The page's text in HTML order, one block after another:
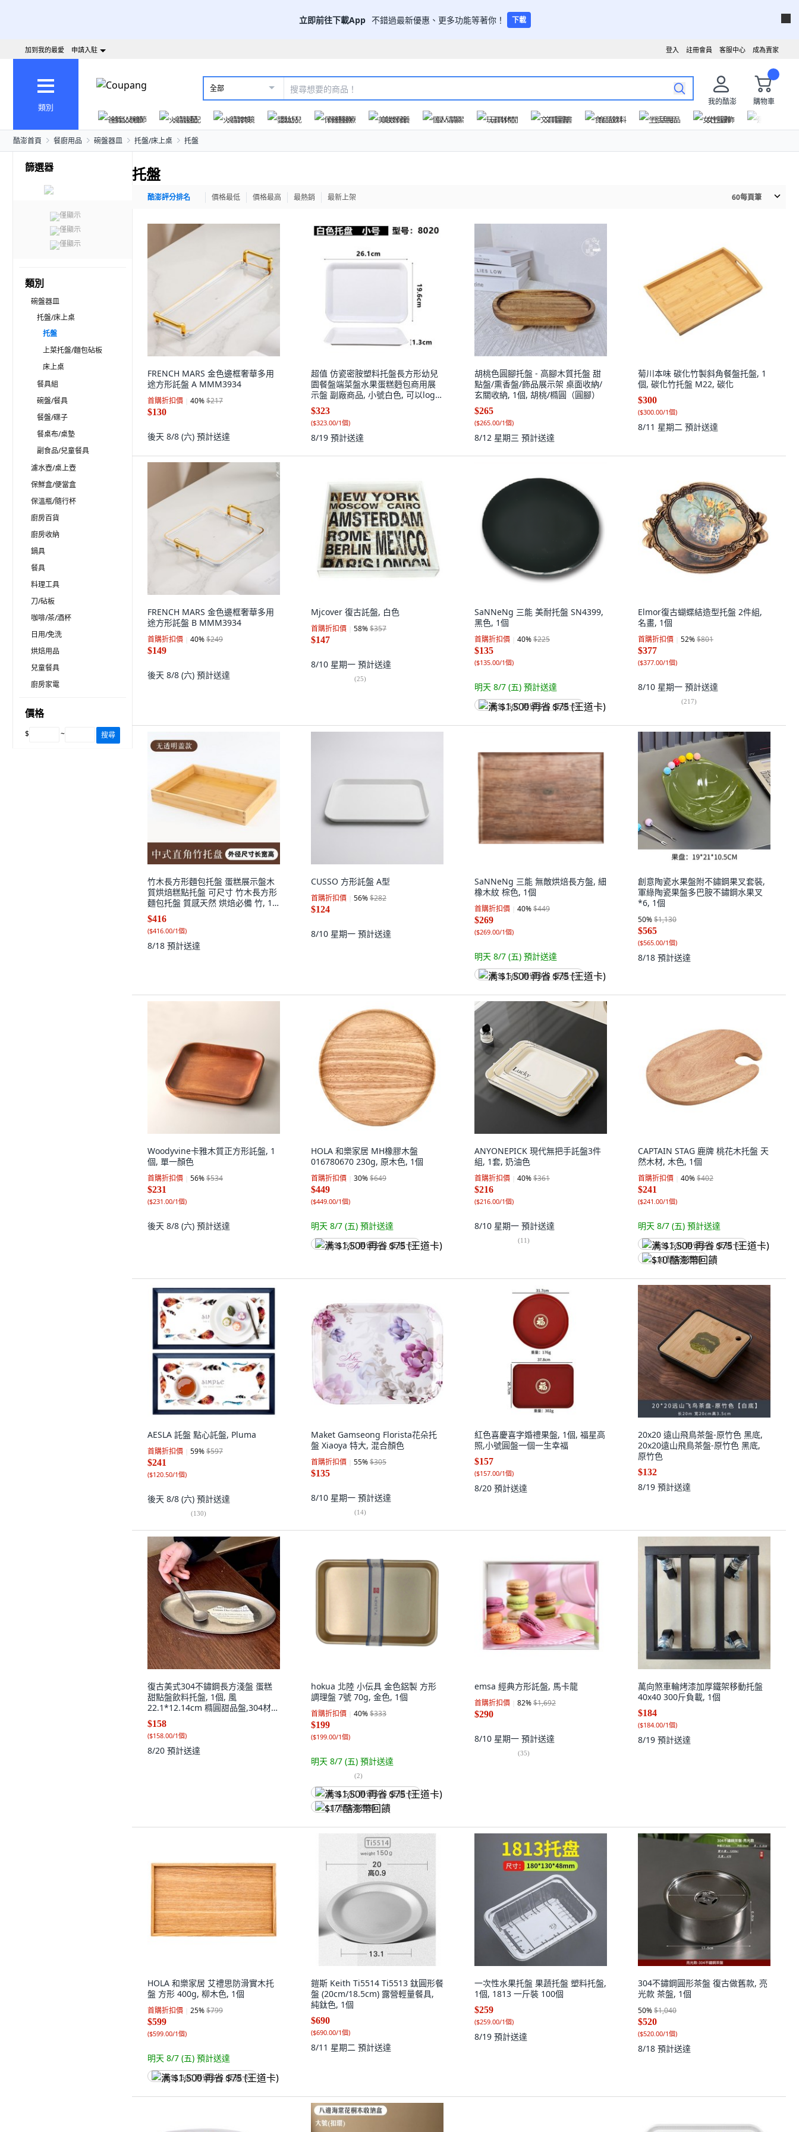
立即前往下載App 不錯過最新優惠、更多功能等著你！ 下載
成為賣家
客服中心
註冊會員
登入
加到我的最愛 申請入駐
類別
全部
我的酷澎
購物車
爸氣父親節
火箭速配 火箭跨境 嬰幼兒 保健醫療 美妝保養 個人清潔 玩具休閒 文具圖書 食品飲料 生活用品 女性服飾
酷澎首頁 餐廚用品 碗盤器皿 托盤/床上桌 托盤
篩選器
僅顯示
僅顯示
僅顯示
類別
碗盤器皿
托盤/床上桌
托盤
上菜托盤/麵包砧板
床上桌
餐具組
碗盤/餐具
餐盤/碟子
餐桌布/桌墊
副食品/兒童餐具
濾水壺/桌上壺
保鮮盒/便當盒
保溫瓶/隨行杯
廚房百貨
廚房收納
鍋具
餐具
料理工具
刀/砧板
咖啡/茶/酒杯
日用/免洗
烘焙用品
兒童餐具
廚房家電
價格
$ ~ 搜尋
托盤
酷澎評分排名 價格最低 價格最高 最熱銷 最新上架 60每頁筆
FRENCH MARS 金色邊框奢華多用
途方形託盤 A MMM3934
首購折扣價 40%$217
$130
後天 8/8 (六) 預計送達
超值 仿瓷密胺塑料托盤長方形幼兒
園餐盤端菜盤水果蛋糕麪包商用展
示盤 副廠商品, 小號白色, 可以logo
5個裝, 1個
$323
($323.00/1個)
8/19 預計送達
胡桃色圓腳托盤 - 高腳木質托盤 甜
點盤/熏香盤/飾品展示架 桌面收納/
玄關收納, 1個, 胡桃/橢圓（圓腳）
$265
($265.00/1個)
8/12 星期三 預計送達
菊川本味 碳化竹製斜角餐盤托盤, 1
個, 碳化竹托盤 M22, 碳化
$300
($300.00/1個)
8/11 星期二 預計送達
FRENCH MARS 金色邊框奢華多用
途方形託盤 B MMM3934
首購折扣價 40%$249
$149
後天 8/8 (六) 預計送達
Mjcover 復古託盤, 白色
首購折扣價 58%$357
$147
8/10 星期一 預計送達
(25)
SaNNeNg 三能 美耐托盤 SN4399,
黑色, 1個
首購折扣價 40%$225
$135
($135.00/1個)
明天 8/7 (五) 預計送達
满 $1,500 再省 $75 (王道卡)
Elmor復古蝴蝶結造型托盤 2件組,
名畫, 1個
首購折扣價 52%$801
$377
($377.00/1個)
8/10 星期一 預計送達
(217)
竹木長方形麵包托盤 蛋糕展示盤木
質烘焙糕點托盤 可尺寸 竹木長方形
麵包托盤 質感天然 烘焙必備 竹, 1
個
$416
($416.00/1個)
8/18 預計送達
CUSSO 方形託盤 A型
首購折扣價 56%$282
$124
8/10 星期一 預計送達
SaNNeNg 三能 無敵烘焙長方盤, 細
橡木紋 棕色, 1個
首購折扣價 40%$449
$269
($269.00/1個)
明天 8/7 (五) 預計送達
满 $1,500 再省 $75 (王道卡)
創意陶瓷水果盤附不鏽鋼果叉套裝,
軍綠陶瓷果盤多巴胺不鏽鋼水果叉
*6, 1個
50%$1,130
$565
($565.00/1個)
8/18 預計送達
Woodyvine卡雅木質正方形託盤, 1
個, 單一顏色
首購折扣價 56%$534
$231
($231.00/1個)
後天 8/8 (六) 預計送達
HOLA 和樂家居 MH橡膠木盤
016780670 230g, 原木色, 1個
首購折扣價 30%$649
$449
($449.00/1個)
明天 8/7 (五) 預計送達
满 $1,500 再省 $75 (王道卡)
ANYONEPICK 現代無把手託盤3件
組, 1套, 奶油色
首購折扣價 40%$361
$216
($216.00/1個)
8/10 星期一 預計送達
(11)
CAPTAIN STAG 鹿牌 桃花木托盤 天
然木材, 木色, 1個
首購折扣價 40%$402
$241
($241.00/1個)
明天 8/7 (五) 預計送達
满 $1,500 再省 $75 (王道卡)
$10 酷澎幣回饋
AESLA 託盤 點心託盤, Pluma
首購折扣價 59%$597
$241
($120.50/1個)
後天 8/8 (六) 預計送達
(130)
Maket Gamseong Florista花朵托
盤 Xiaoya 特大, 混合顏色
首購折扣價 55%$305
$135
8/10 星期一 預計送達
(14)
紅色喜慶喜字婚禮果盤, 1個, 福星高
照,小號圓盤一個一生幸福
$157
($157.00/1個)
8/20 預計送達
20x20 遠山飛鳥茶盤-原竹色 黑底,
20x20遠山飛鳥茶盤-原竹色 黑底,
原竹色
$132
8/19 預計送達
復古美式304不鏽鋼長方淺盤 蛋糕
甜點盤飲料托盤, 1個, 風
22.1*12.14cm 橢圓甜品盤,304材質
廠家直銷 做舊雪花紋
$158
($158.00/1個)
8/20 預計送達
hokua 北陸 小伝具 金色鋁製 方形
調理盤 7號 70g, 金色, 1個
首購折扣價 40%$333
$199
($199.00/1個)
明天 8/7 (五) 預計送達
(2)
满 $1,500 再省 $75 (王道卡)
$17 酷澎幣回饋
emsa 經典方形託盤, 馬卡龍
首購折扣價 82%$1,692
$290
8/10 星期一 預計送達
(35)
萬向煞車輪烤漆加厚鐵架移動托盤
40x40 300斤負載, 1個
$184
($184.00/1個)
8/19 預計送達
HOLA 和樂家居 艾禮思防滑實木托
盤 方形 400g, 柳木色, 1個
首購折扣價 25%$799
$599
($599.00/1個)
明天 8/7 (五) 預計送達
满 $1,500 再省 $75 (王道卡)
鎧斯 Keith Ti5514 Ti5513 鈦圓形餐
盤 (20cm/18.5cm) 露營輕量餐具,
純鈦色, 1個
$690
($690.00/1個)
8/11 星期二 預計送達
一次性水果托盤 果蔬托盤 塑料托盤,
1個, 1813 一斤裝 100個
$259
($259.00/1個)
8/19 預計送達
304不鏽鋼圓形茶盤 復古做舊款, 亮
光款 茶盤, 1個
50%$1,040
$520
($520.00/1個)
8/18 預計送達